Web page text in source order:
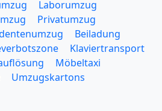
Laborumzug
Privatumzug
Beiladung
Klaviertransport
Möbeltaxi
Umzugskartons